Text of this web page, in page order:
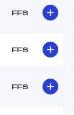
FFS
FFS
FFS